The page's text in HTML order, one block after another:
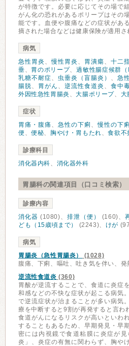
が特徴です。必要に応じてその場で
がん化の恐れがあるポリープはその
能です。血便や腹痛などの症状があ
摘された場合などは健康保険が適用さ
病気
急性胃炎 、慢性胃炎 、 胃潰瘍、 十二
垂、 胃のポリープ、過敏性腸症候群（
乳糖不耐症、 虫垂炎（盲腸炎） 、 急
腸脱、 胃がん 、 逆流性食道炎 、 食中
外因性急性胃腸炎 、大腸ポリープ、 大
症状
胃痛・腹痛 、 急性の下痢 、慢性の下痢
便、便秘、 胸やけ・胃もたれ、食欲不
診療科目
消化器内科、 消化器外科
胃腸科の関連項目（口コミ検索）
診療内容
消化器 (1080)、 排泄（便） (160)、
ども（15歳頃まで）
(2243)、 けが
病気
胃腸炎（急性胃腸炎）
(1028)
腹痛、下痢、嘔吐、吐き気を伴い、発
逆流性食道炎 (360)
胃酸が逆流することで、食道に炎症
和感などの不快な症状が起こる病気
で逆流症状が治まることが多い病気
療を中断すると9割が再発すると言わ
食道がんになるリスクが高いといわ
することもあるため、早期発見・早
密には内視鏡で食道粘膜に炎症が
炎」、炎症の有無に関わらず、胸や